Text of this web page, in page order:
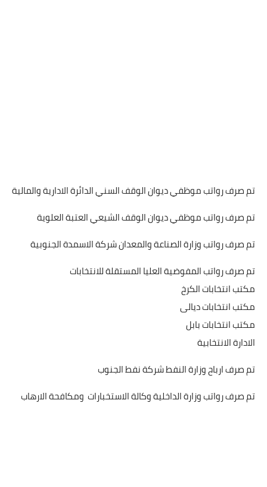
تم صرف رواتب موظفي ديوان الوقف السني الدائرة الادارية والمالية
تم صرف رواتب موظفي ديوان الوقف الشيعي العتبة العلوية
تم صرف رواتب وزارة الصناعة والمعدان شركة الاسمدة الجنوبية
تم صرف رواتب المفوضية العليا المستقلة للانتخابات
مكتب انتخابات الكرخ
مكتب انتخابات ديالى
مكتب انتخابات بابل
الادارة الانتخابية
تم صرف ارباح وزارة النفط شركة نفط الجنوب
تم صرف رواتب وزارة الداخلية وكالة الاستخبارات ومكافحة الارهاب